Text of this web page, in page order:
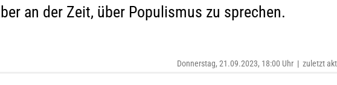
an der Zeit, über Populismus zu sprechen.
Donnerstag, 21.09.2023, 18:00 Uhr | zuletzt